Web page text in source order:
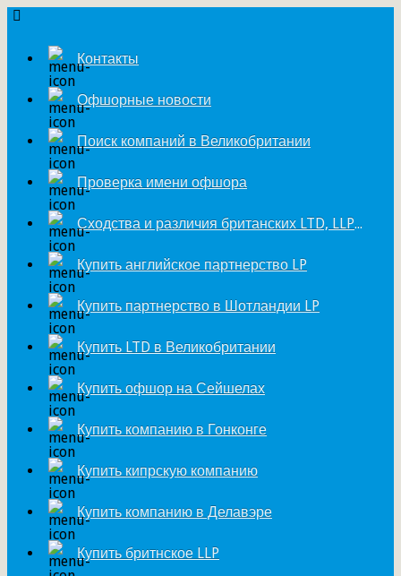
Контакты
Офшорные новости
Поиск компаний в Великобритании
Проверка имени офшора
Сходства и различия британских LTD, LLP и LP
Купить английское партнерство LP
Купить партнерство в Шотландии LP
Купить LTD в Великобритании
Купить офшор на Сейшелах
Купить компанию в Гонконге
Купить кипрскую компанию
Купить компанию в Делавэре
Купить бритнское LLP